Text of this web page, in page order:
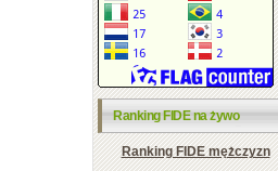
Ranking FIDE na żywo
Ranking FIDE mężczyzn